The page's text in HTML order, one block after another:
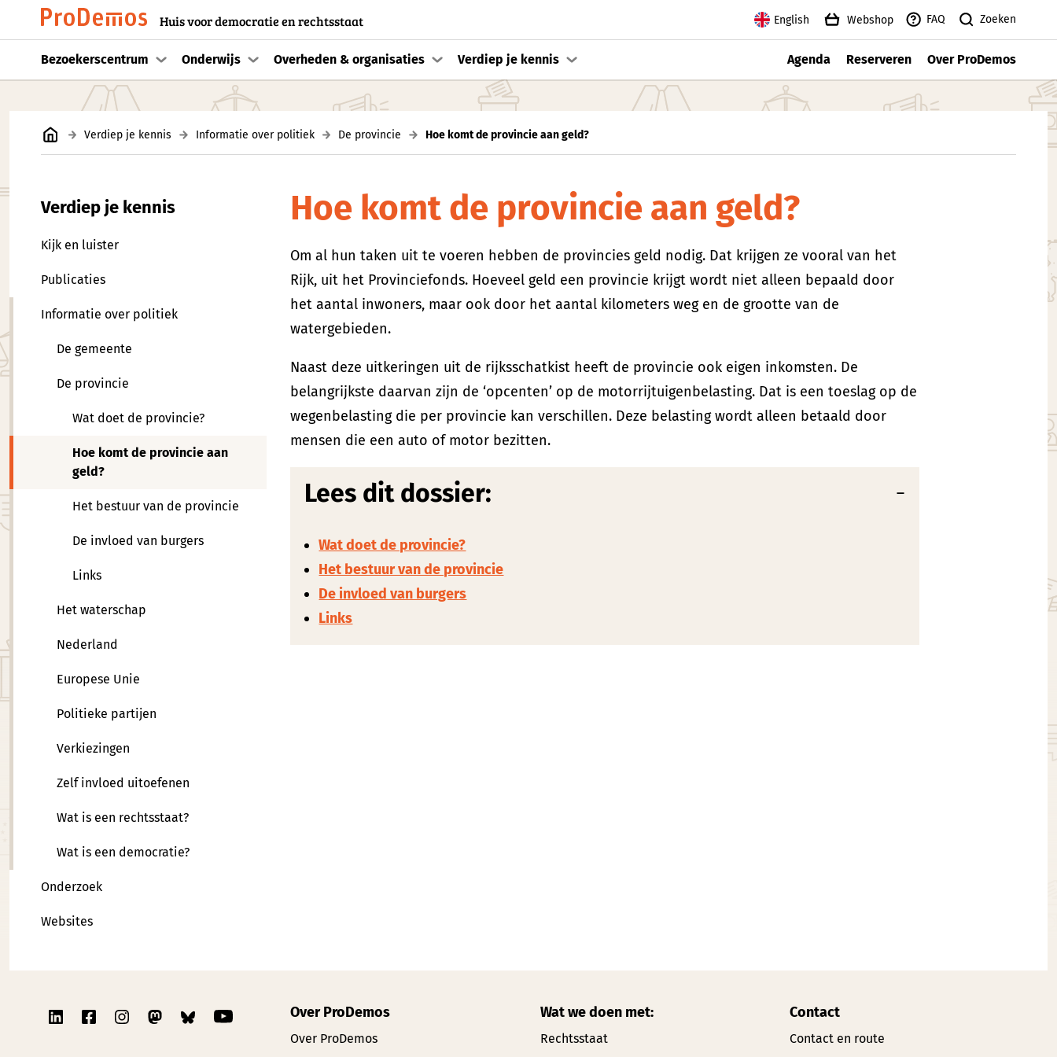
Huis voor democratie en rechtsstaat English Webshop FAQ Zoeken
Bezoekerscentrum Onderwijs Overheden & organisaties Verdiep je kennis Agenda Reserveren Over ProDemos
Verdiep je kennis Informatie over politiek De provincie Hoe komt de provincie aan geld?
Verdiep je kennis
Kijk en luister
Publicaties
Informatie over politiek
De gemeente
De provincie
Wat doet de provincie?
Hoe komt de provincie aan
geld?
Het bestuur van de provincie
De invloed van burgers
Links
Het waterschap
Nederland
Europese Unie
Politieke partijen
Verkiezingen
Zelf invloed uitoefenen
Wat is een rechtsstaat?
Wat is een democratie?
Onderzoek
Websites
Hoe komt de provincie aan geld?
Om al hun taken uit te voeren hebben de provincies geld nodig. Dat krijgen ze vooral van het
Rijk, uit het Provinciefonds. Hoeveel geld een provincie krijgt wordt niet alleen bepaald door
het aantal inwoners, maar ook door het aantal kilometers weg en de grootte van de
watergebieden.
Naast deze uitkeringen uit de rijksschatkist heeft de provincie ook eigen inkomsten. De
belangrijkste daarvan zijn de ‘opcenten’ op de motorrijtuigenbelasting. Dat is een toeslag op de
wegenbelasting die per provincie kan verschillen. Deze belasting wordt alleen betaald door
mensen die een auto of motor bezitten.
Lees dit dossier:
Wat doet de provincie?
Het bestuur van de provincie
De invloed van burgers
Links
Over ProDemos
Over ProDemos
Wat we doen met:
Rechtsstaat
Contact
Contact en route